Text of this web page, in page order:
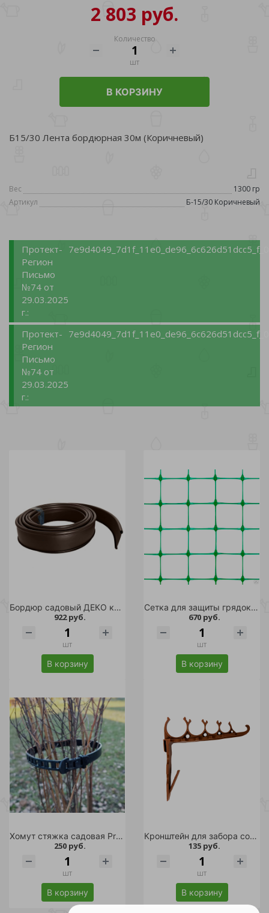
2 803 руб.
Количество
шт
В КОРЗИНУ
Б15/30 Лента бордюрная 30м (Коричневый)
Вес
1300 гр
Артикул
Б-15/30 Коричневый
Протект-
Регион
Письмо
№74 от
29.03.2025
г.:
Протект-
Регион
Письмо
№74 от
29.03.2025
г.:
Бордюр садовый ДЕКО коричневый, 1 лента 10 метров
922 руб.
шт
В корзину
Сетка для защиты грядок 10м зеленый /1
670 руб.
шт
В корзину
Хомут стяжка садовая Protex (комплект 4шт)
250 руб.
шт
В корзину
Кронштейн для забора собранный (3 шт комплект)
135 руб.
шт
В корзину